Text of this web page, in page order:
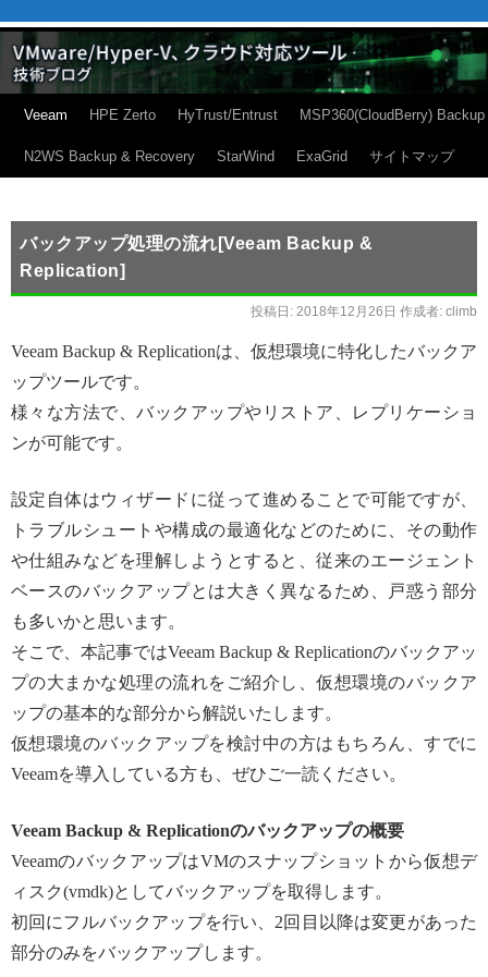
Veeam HPE Zerto HyTrust/Entrust MSP360(CloudBerry) Backup
N2WS Backup & Recovery StarWind ExaGrid サイトマップ
バックアップ処理の流れ[Veeam Backup &
Replication]
投稿日: 2018年12月26日 作成者: climb
Veeam Backup & Replicationは、仮想環境に特化したバックア
ップツールです。
様々な方法で、バックアップやリストア、レプリケーショ
ンが可能です。
設定自体はウィザードに従って進めることで可能ですが、
トラブルシュートや構成の最適化などのために、その動作
や仕組みなどを理解しようとすると、従来のエージェント
ベースのバックアップとは大きく異なるため、戸惑う部分
も多いかと思います。
そこで、本記事ではVeeam Backup & Replicationのバックアッ
プの大まかな処理の流れをご紹介し、仮想環境のバックア
ップの基本的な部分から解説いたします。
仮想環境のバックアップを検討中の方はもちろん、すでに
Veeamを導入している方も、ぜひご一読ください。
Veeam Backup & Replicationのバックアップの概要
VeeamのバックアップはVMのスナップショットから仮想デ
ィスク(vmdk)としてバックアップを取得します。
初回にフルバックアップを行い、2回目以降は変更があった
部分のみをバックアップします。